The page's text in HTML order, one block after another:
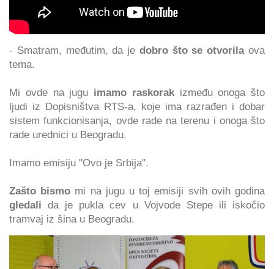
- Smatram, međutim, da je dobro što se otvorilaova
tema.
Mi ovde na jugu imamo raskorakizmeđu onoga što
ljudi iz Dopisništva RTS-a, koje ima razrađen i dobar
sistem funkcionisanja, ovde rade na terenu i onoga što
rade urednici u Beogradu.
Imamo emisiju "Ovo je Srbija".
Zašto bismo mi na jugu u toj emisiji svih ovih godina
gledalida je pukla cev u Vojvode Stepe ili iskočio
tramvaj iz šina u Beogradu.